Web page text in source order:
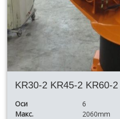
KR30-2 KR45-2 KR60-2
Оси
6
Макс.
2060mm